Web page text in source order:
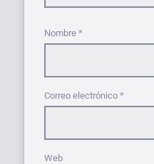
Nombre *
Correo electrónico *
Web